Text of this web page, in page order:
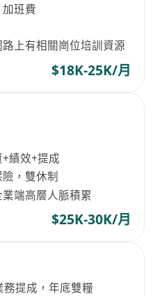
班費
上有相關崗位培訓資源
$18K-25K/月
績效+提成
，雙休制
端高層人脈積累
$25K-30K/月
提成，年底雙糧